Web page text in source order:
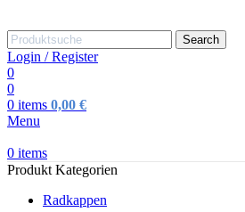
Search
Login / Register
0
0
0 items 0,00 €
Menu
0 items
Produkt Kategorien
Radkappen